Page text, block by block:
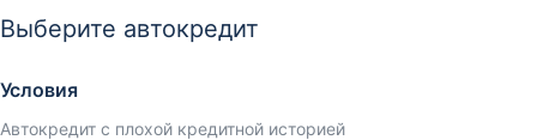
Выберите автокредит
Условия
Автокредит с плохой кредитной историей